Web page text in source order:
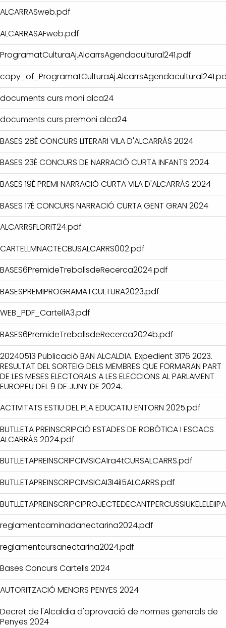
ALCARRASweb.pdf
ALCARRASAFweb.pdf
ProgramatCulturaAj.AlcarrsAgendacultural241.pdf
documents curs moni alca24
documents curs premoni alca24
BASES 28È CONCURS LITERARI VILA D'ALCARRÀS 2024
BASES 23È CONCURS DE NARRACIÓ CURTA INFANTS 2024
BASES 19È PREMI NARRACIÓ CURTA VILA D'ALCARRÀS 2024
BASES 17È CONCURS NARRACIÓ CURTA GENT GRAN 2024
ALCARRSFLORIT24.pdf
CARTELLMNACTECBUSALCARRS002.pdf
BASES6PremideTreballsdeRecerca2024.pdf
BASESPREMIPROGRAMATCULTURA2023.pdf
WEB_PDF_CartellA3.pdf
BASES6PremideTreballsdeRecerca2024b.pdf
20240513 Publicació BAN ALCALDIA. Expedient 3176 2023.
RESULTAT DEL SORTEIG DELS MEMBRES QUE FORMARAN PART
DE LES MESES ELECTORALS A LES ELECCIONS AL PARLAMENT
EUROPEU DEL 9 DE JUNY DE 2024.
ACTIVITATS ESTIU DEL PLA EDUCATIU ENTORN 2025.pdf
BUTLLETA PREINSCRIPCIÓ ESTADES DE ROBÒTICA I ESCACS
ALCARRÀS 2024.pdf
BUTLLETAPREINSCRIPCIMSICA1ra4tCURSALCARRS.pdf
BUTLLETAPREINSCRIPCIMSICAI3I4iI5ALCARRS.pdf
reglamentcaminadanectarina2024.pdf
reglamentcursanectarina2024.pdf
Bases Concurs Cartells 2024
AUTORITZACIÓ MENORS PENYES 2024
Decret de l'Alcaldia d'aprovació de normes generals de
Penyes 2024